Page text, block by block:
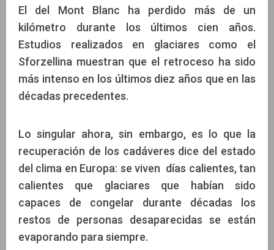
El del Mont Blanc ha perdido más de un
kilómetro durante los últimos cien años.
Estudios realizados en glaciares como el
Sforzellina muestran que el retroceso ha sido
más intenso en los últimos diez años que en las
décadas precedentes.
Lo singular ahora, sin embargo, es lo que la
recuperación de los cadáveres dice del estado
del clima en Europa: se viven días calientes, tan
calientes que glaciares que habían sido
capaces de congelar durante décadas los
restos de personas desaparecidas se están
evaporando para siempre.